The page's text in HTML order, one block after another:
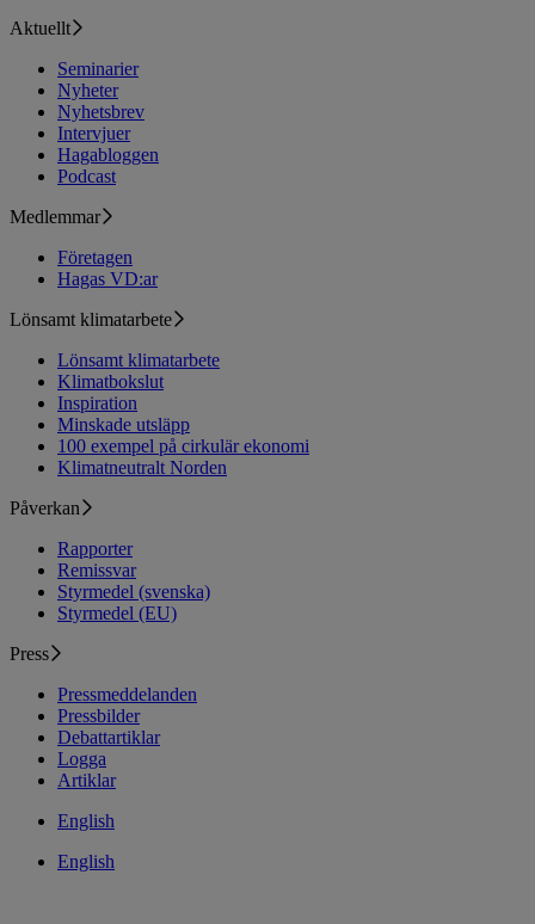
Aktuellt
Seminarier
Nyheter
Nyhetsbrev
Intervjuer
Hagabloggen
Podcast
Medlemmar
Företagen
Hagas VD:ar
Lönsamt klimatarbete
Lönsamt klimatarbete
Klimatbokslut
Inspiration
Minskade utsläpp
100 exempel på cirkulär ekonomi
Klimatneutralt Norden
Påverkan
Rapporter
Remissvar
Styrmedel (svenska)
Styrmedel (EU)
Press
Pressmeddelanden
Pressbilder
Debattartiklar
Logga
Artiklar
English
English